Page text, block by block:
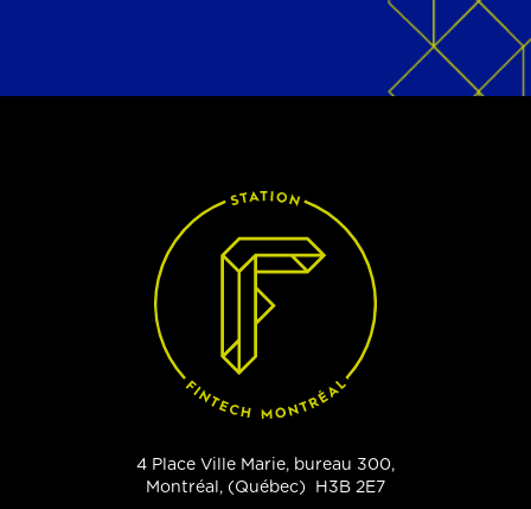
4 Place Ville Marie, bureau 300,
Montréal, (Québec) H3B 2E7